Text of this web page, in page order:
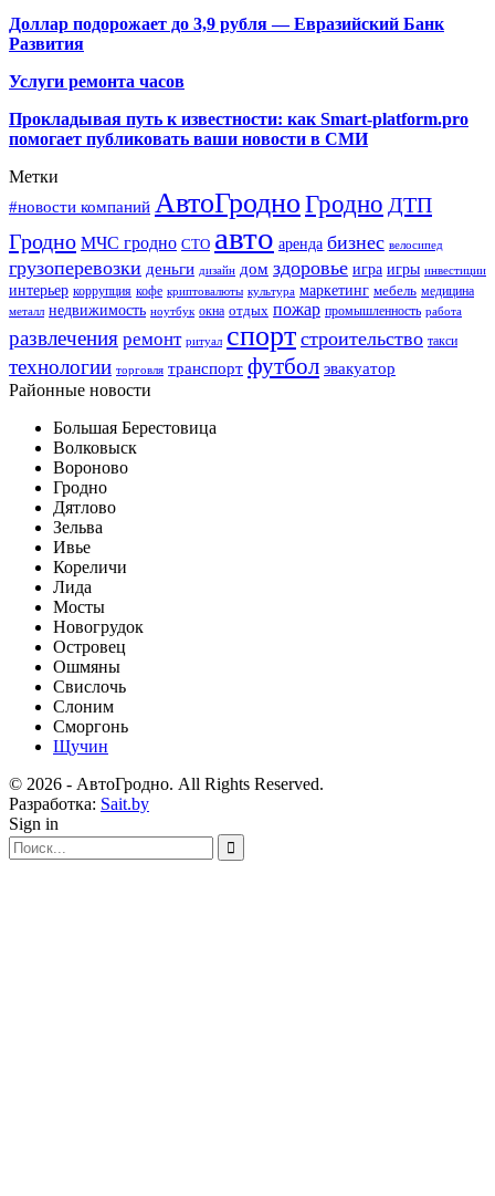
Доллар подорожает до 3,9 рубля — Евразийский Банк
Развития
Услуги ремонта часов
Прокладывая путь к известности: как Smart-platform.pro
помогает публиковать ваши новости в СМИ
Метки
#новости компаний АвтоГродноГродно ДТП
Гродно МЧС гродно СТО авто аренда бизнес велосипед
грузоперевозки деньги дизайн дом здоровье игра игры инвестиции
интерьер коррупция кофе криптовалюты культура маркетинг мебель медицина
металл недвижимость ноутбук окна отдых пожар промышленность работа
развлечения ремонт ритуал спорт строительство такси
технологии торговля транспорт футбол эвакуатор
Районные новости
Большая Берестовица
Волковыск
Вороново
Гродно
Дятлово
Зельва
Ивье
Кореличи
Лида
Мосты
Новогрудок
Островец
Ошмяны
Свислочь
Слоним
Сморгонь
Щучин
© 2026 - АвтоГродно. All Rights Reserved.
Разработка: Sait.by
Sign in